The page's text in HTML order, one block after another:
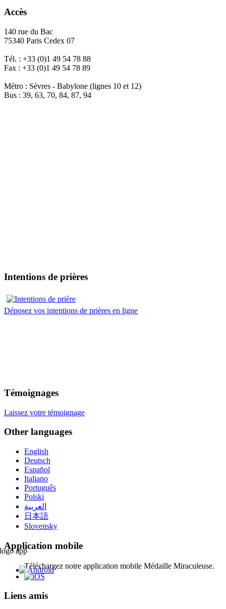
Accès
140 rue du Bac
75340 Paris Cedex 07
Tél. : +33 (0)1 49 54 78 88
Fax : +33 (0)1 49 54 78 89
Métro : Sèvres - Babylone (lignes 10 et 12)
Bus : 39, 63, 70, 84, 87, 94
Intentions de prières
Déposez vos intentions de prières en ligne
Témoignages
Laissez votre témoignage
Other languages
English
Deutsch
Español
Italiano
Português
Polski
العربية
日本語
Slovensky
Application mobile
Téléchargez notre application mobile Médaille Miraculeuse.
Liens amis